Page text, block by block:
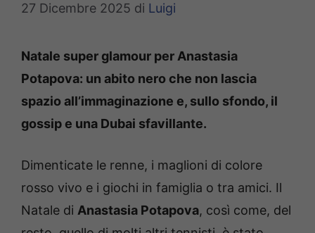
27 Dicembre 2025 di Luigi
Natale super glamour per Anastasia
Potapova: un abito nero che non lascia
spazio all’immaginazione e, sullo sfondo, il
gossip e una Dubai sfavillante.
Dimenticate le renne, i maglioni di colore
rosso vivo e i giochi in famiglia o tra amici. Il
Natale di Anastasia Potapova, così come, del